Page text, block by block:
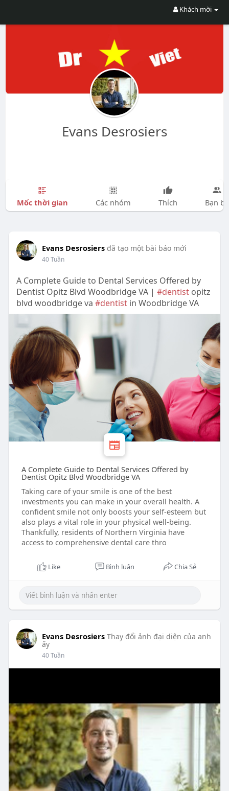
Khách mời
Evans Desrosiers
Mốc thời gian Các nhóm Thích Bạn bè
Evans Desrosiers đã tạo một bài báo mới
40 Tuần
A Complete Guide to Dental Services Offered by
Dentist Opitz Blvd Woodbridge VA | #dentistopitz
blvd woodbridge va #dentistin Woodbridge VA
A Complete Guide to Dental Services Offered by
Dentist Opitz Blvd Woodbridge VA
Taking care of your smile is one of the best
investments you can make in your overall health. A
confident smile not only boosts your self-esteem but
also plays a vital role in your physical well-being.
Thankfully, residents of Northern Virginia have
access to comprehensive dental care thro
Like Bình luận Chia Sẻ
Evans Desrosiers Thay đổi ảnh đại diện của anh
ấy
40 Tuần